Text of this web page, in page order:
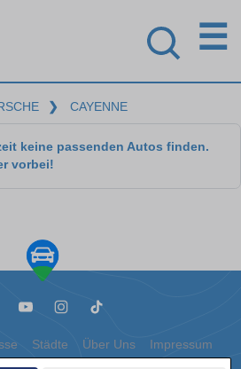
☰
❯ CAYENNE
keine passenden Autos finden.
vorbei!
Städte Über Uns Impressum